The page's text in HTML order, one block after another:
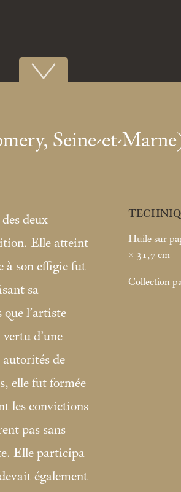
Seine-et-
deux
Elle atteint
à son effigie fut
sa
que l’artiste
d’une
autorités de
elle fut formée
les convictions
pas sans
Elle participa
également
Huile sur
× 31,7 cm
Collection